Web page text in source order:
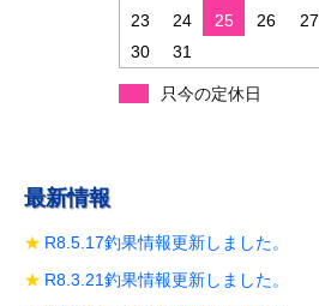
23
24 25 26 27
30
31
只今の定休日
最新情報
R8.5.17釣果情報更新しました。
R8.3.21釣果情報更新しました。